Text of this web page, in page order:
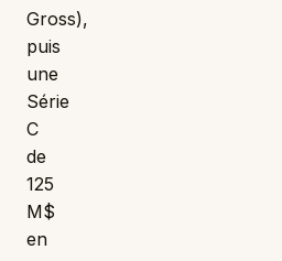
Gross),
puis
une
Série
C
de
125
M$
en